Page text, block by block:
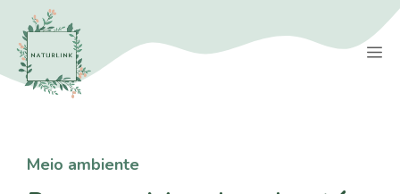
Saltar
para
conteúdo
Meio ambiente